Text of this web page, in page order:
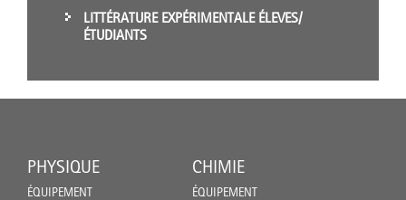
LITTÉRATURE EXPÉRIMENTALE ÉLEVES/
ÉTUDIANTS
PHYSIQUE
ÉQUIPEMENT
CHIMIE
ÉQUIPEMENT